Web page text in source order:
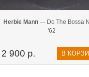
Herbie Mann — Do The Bossa
'62
2 900 р. В